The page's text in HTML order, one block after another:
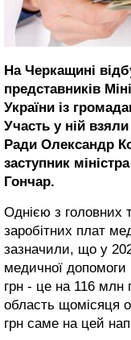
На Черкащині
представників
України із
Участь у ній
Ради Олександр
заступник
Гончар.
Однією з головних
заробітних плат
зазначили, що у
медичної
грн - це на 116 млн
область щомісяця
грн саме на цей